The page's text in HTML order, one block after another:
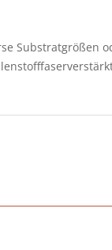
Substratgrößen